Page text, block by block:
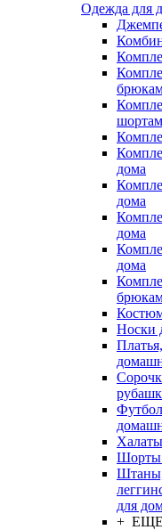
Одежда для
дома
дома
дома
дома
Носки
Шорты
для
+